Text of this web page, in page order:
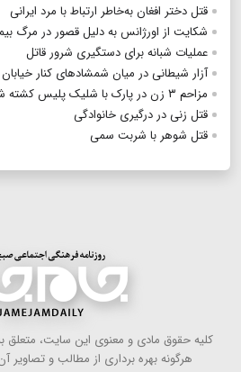
قتل دختر افغان به‌خاطر ارتباط با مرد ایرانی
شکایت از اورژانس به دلیل قصور در مرگ
عملیات شبانه برای دستگیری شرور قاتل
آزار شیطانی در میان شمشادهای کنار خیابان
مزاحم ۳ زن در پارک با شلیک پلیس کشته شد
قتل زنی در درگیری خانوادگی
قتل شوهر با شربت سمی
كلیه حقوق مادی و معنوی این سایت، متعلق
هرگونه بهره ‌برداری از مطالب و تصاویر